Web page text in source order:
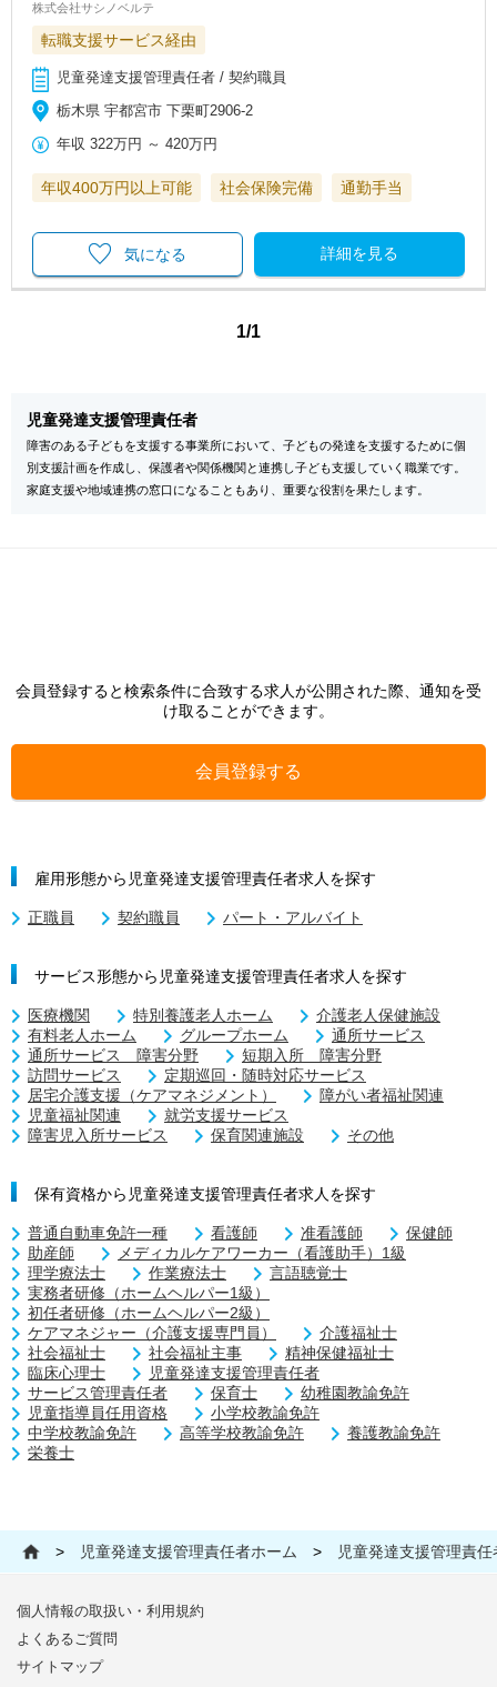
株式会社サシノベルテ
転職支援サービス経由
児童発達支援管理責任者 / 契約職員
栃木県 宇都宮市 下栗町2906-2
年収 322万円 ～420万円
年収400万円以上可能 社会保険完備 通勤手当
詳細を見る
気になる
1/1
児童発達支援管理責任者
障害のある子どもを支援する事業所において、子どもの発達を支援するために個
別支援計画を作成し、保護者や関係機関と連携し子ども支援していく職業です。
家庭支援や地域連携の窓口になることもあり、重要な役割を果たします。
会員登録すると検索条件に合致する求人が公開された際、通知を受
け取ることができます。
会員登録する
雇用形態から児童発達支援管理責任者求人を探す
正職員 契約職員 パート・アルバイト
サービス形態から児童発達支援管理責任者求人を探す
医療機関 特別養護老人ホーム
介護老人保健施設
有料老人ホーム
グループホーム
通所サービス
通所サービス 障害分野
短期入所 障害分野
訪問サービス
定期巡回・随時対応サービス
居宅介護支援（ケアマネジメント）
障がい者福祉関連
児童福祉関連
就労支援サービス
障害児入所サービス
保育関連施設 その他
保有資格から児童発達支援管理責任者求人を探す
普通自動車免許一種 看護師 准看護師
保健師
助産師
メディカルケアワーカー（看護助手）1級
理学療法士
作業療法士
言語聴覚士
実務者研修（ホームヘルパー1級）
初任者研修（ホームヘルパー2級）
ケアマネジャー（介護支援専門員）
介護福祉士
社会福祉士
社会福祉主事
精神保健福祉士
臨床心理士
児童発達支援管理責任者
サービス管理責任者
保育士
幼稚園教諭免許
児童指導員任用資格
小学校教諭免許
中学校教諭免許
高等学校教諭免許
養護教諭免許
栄養士
> 児童発達支援管理責任者ホーム > 児童発達支援管理責任
個人情報の取扱い・利用規約
よくあるご質問
サイトマップ